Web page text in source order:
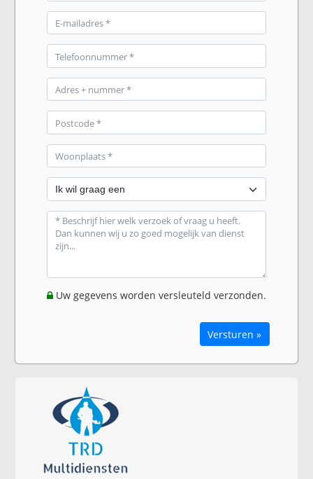
Uw gegevens worden versleuteld verzonden.
Versturen »